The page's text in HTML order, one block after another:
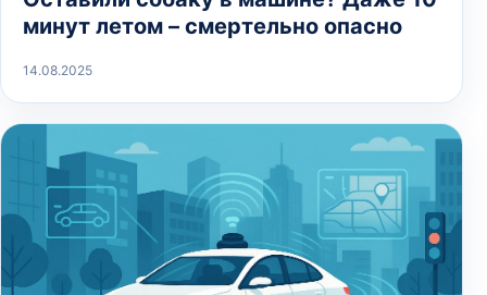
минут летом – смертельно опасно
14.08.2025